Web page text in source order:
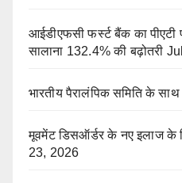
आईडीएफसी फर्स्ट बैंक का
सालाना 132.4% की बढ़ोतरी
भारतीय पैरालंपिक समिति के साथ
मूवमेंट डिसऑर्डर के नए इलाज के
23, 2026